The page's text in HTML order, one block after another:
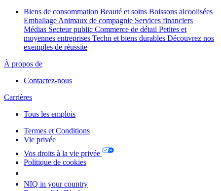
Biens de consommation Beauté et soins Boissons alcoolisées
Emballage Animaux de compagnie Services financiers
Médias Secteur public Commerce de détail Petites et
moyennes entreprises Techn et biens durables Découvrez nos
exemples de réussite
À propos de
Contactez-nous
Carrières
Tous les emplois
Termes et Conditions
Vie privée
Vos droits à la vie privée
Politique de cookies
NIQ in your country